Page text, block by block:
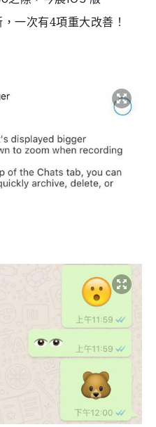
一次有4項重大改善 ！